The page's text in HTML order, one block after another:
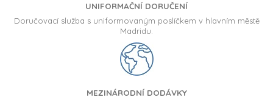
UNIFORMAČNÍ DORUČENÍ
Doručovací služba s uniformovaným poslíčkem v hlavním městě
Madridu.
MEZINÁRODNÍ DODÁVKY